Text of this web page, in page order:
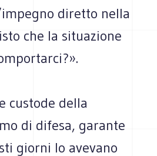
diretto nella
che la situazione
custode della
di difesa, garante
giorni lo avevano